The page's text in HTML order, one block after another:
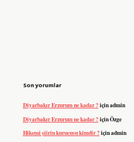
Son yorumlar
Diyarbakır Erzurum ne kadar ?içinadmin
Diyarbakır Erzurum ne kadar ?içinÖzge
Hikemi şiirin kurucusu kimdir ?içinadmin